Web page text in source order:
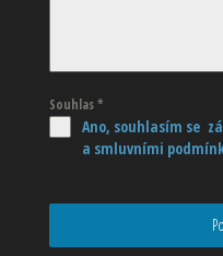
Souhlas*
Ano, souhlasím se
a smluvními